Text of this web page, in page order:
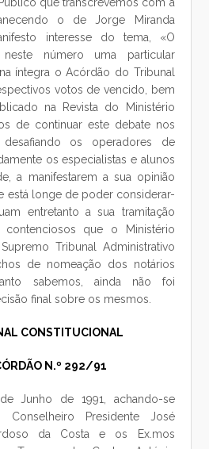
o de Jorge Miranda
interesse do tema, «O
neste número uma particular
íntegra o Acórdão do Tribunal
votos de vencido, bem
na Revista do Ministério
de continuar este debate nos
os operadores de
os especialistas e alunos
a manifestarem a sua opinião
está longe de poder considerar-
entretanto a sua tramitação
que o Ministério
Tribunal Administrativo
de nomeação dos notários
sabemos, ainda não foi
final sobre os mesmos.
CONSTITUCIONAL
N.º 292/91
Junho de 1991, achando-se
Presidente José
da Costa e os Ex.mos